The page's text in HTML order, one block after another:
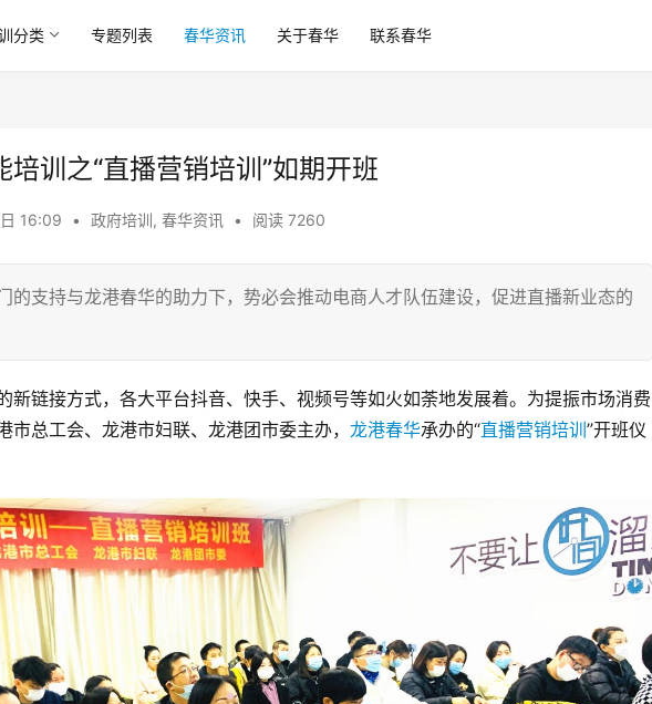
分类 专题列表 春华资讯 关于春华 联系春华
训之“直播营销培训”如期开班
16:09 • 政府培训, 春华资讯 • 阅读 7260
的支持与龙港春华的助力下，势必会推动电商人才队伍建设，促进直播新业态的
新链接方式，各大平台抖音、快手、视频号等如火如荼地发展着。为提振市场消费
总工会、龙港市妇联、龙港团市委主办， 龙港春华承办的“直播营销培训 ”开班仪